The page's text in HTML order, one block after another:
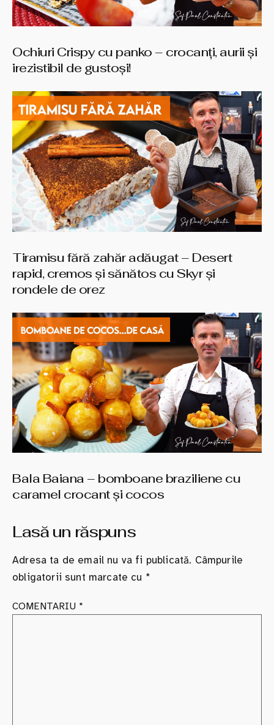
Ochiuri Crispy cu panko – crocanți, aurii și
irezistibil de gustoși!
Tiramisu fără zahăr adăugat – Desert
rapid, cremos și sănătos cu Skyr și
rondele de orez
Bala Baiana – bomboane braziliene cu
caramel crocant şi cocos
Lasă un răspuns
Adresa ta de email nu va fi publicată. Câmpurile
obligatorii sunt marcate cu *
COMENTARIU *